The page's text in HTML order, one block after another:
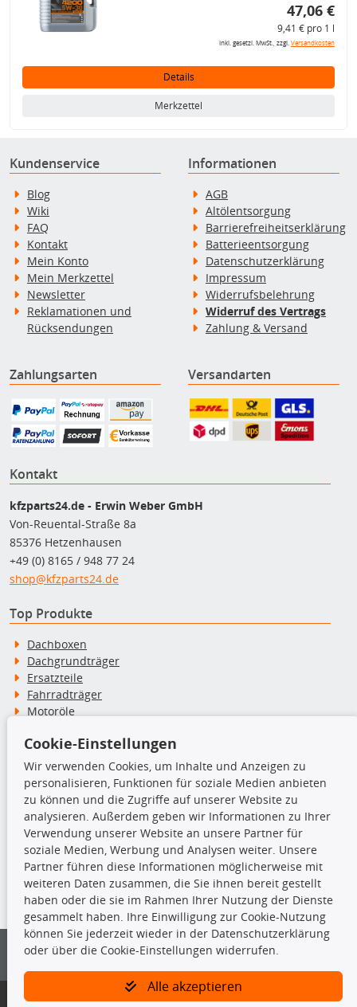
47,06 €
9,41 € pro 1 l
inkl. gesetzl. MwSt., zzgl.Versandkosten
Details
Merkzettel
Kundenservice
Blog
Wiki
FAQ
Kontakt
Mein Konto
Mein Merkzettel
Newsletter
Reklamationen und
Rücksendungen
Informationen
AGB
Altölentsorgung
Barrierefreiheitserklärung
Batterieentsorgung
Datenschutzerklärung
Impressum
Widerrufsbelehrung
Widerruf des Vertrags
Zahlung & Versand
Zahlungsarten Versandarten
Kontakt
kfzparts24.de - Erwin Weber GmbH
Von-Reuental-Straße 8a
85376 Hetzenhausen
+49 (0) 8165 / 948 77 24
shop@kfzparts24.de
Top Produkte
Dachboxen
Dachgrundträger
Ersatzteile
Fahrradträger
Motoröle
Schneeketten
TecDoc Inside
Die hier angezeigten Daten insbesondere die gesamte Datenbank dürfen
nicht kopiert werden.
Es ist zu unterlassen, die Daten oder die gesamte Datenbank ohne
vorherige Zustimmung von TecDoc zu vervielfältigen, zu verbreiten
und/oder diese Handlungen durch Dritte ausführen zu lassen. Ein
Bitte prüfen Sie, ob das über unseren Onlineshop identifizierte Ersatzteil
Cookie-Einstellungen
Wir verwenden Cookies, um Inhalte und Anzeigen zu
personalisieren, Funktionen für soziale Medien anbieten
zu können und die Zugriffe auf unserer Website zu
analysieren. Außerdem geben wir Informationen zu Ihrer
Verwendung unserer Website an unsere Partner für
soziale Medien, Werbung und Analysen weiter. Unsere
Partner führen diese Informationen möglicherweise mit
weiteren Daten zusammen, die Sie ihnen bereit gestellt
haben oder die sie im Rahmen Ihrer Nutzung der Dienste
gesammelt haben. Ihre Einwilligung zur Cookie-Nutzung
können Sie jederzeit wieder in der Datenschutzerklärung
oder über die Cookie-Einstellungen widerrufen.
Alle akzeptieren